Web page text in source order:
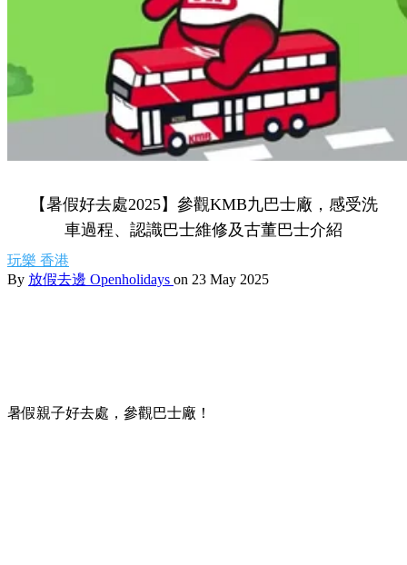
【暑假好去處2025】參觀KMB九巴士廠，感受洗
車過程、認識巴士維修及古董巴士介紹
玩樂 香港
By 放假去邊 Openholidays on 23 May 2025
暑假親子好去處，參觀巴士廠！